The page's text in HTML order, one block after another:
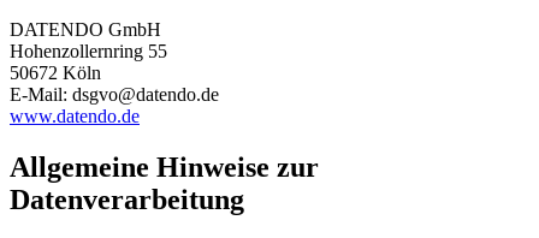
DATENDO GmbH
Hohenzollernring 55
50672 Köln
E-Mail: dsgvo@datendo.de
www.datendo.de
Allgemeine Hinweise zur
Datenverarbeitung